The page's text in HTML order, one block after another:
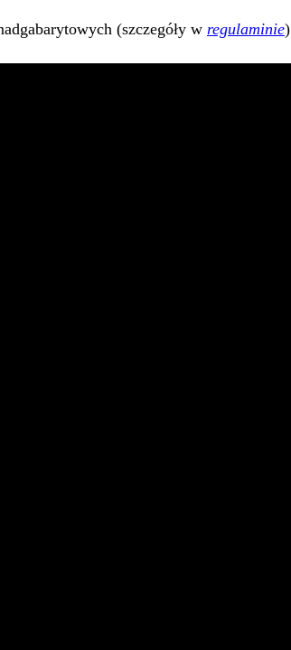
(szczegóły w regulaminie)